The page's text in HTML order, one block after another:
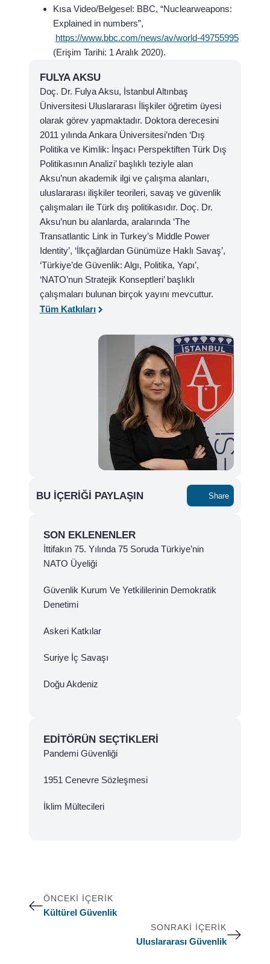
Kısa Video/Belgesel: BBC, “Nuclearweapons:
Explained in numbers”,
https://www.bbc.com/news/av/world-49755995
(Erişim Tarihi: 1 Aralık 2020).
FULYA AKSU
Doç. Dr. Fulya Aksu, İstanbul Altınbaş
Üniversitesi Uluslararası İlişkiler öğretim üyesi
olarak görev yapmaktadır. Doktora derecesini
2011 yılında Ankara Üniversitesi’nden ‘Dış
Politika ve Kimlik: İnşacı Perspektiften Türk Dış
Politikasının Analizi’ başlıklı teziyle alan
Aksu’nun akademik ilgi ve çalışma alanları,
uluslararası ilişkiler teorileri, savaş ve güvenlik
çalışmaları ile Türk dış politikasıdır. Doç. Dr.
Aksu’nun bu alanlarda, aralarında ‘The
Transatlantic Link in Turkey’s Middle Power
Identity’, ‘İlkçağlardan Günümüze Haklı Savaş’,
‘Türkiye’de Güvenlik: Algı, Politika, Yapı’,
‘NATO’nun Stratejik Konseptleri’ başlıklı
çalışmaları bulunan birçok yayını mevcuttur.
Tüm Katkıları
BU İÇERIĞI PAYLAŞIN Share
SON EKLENENLER
İttifakın 75. Yılında 75 Soruda Türkiye’nin
NATO Üyeliği
Güvenlik Kurum Ve Yetkililerinin Demokratik
Denetimi
Askeri Katkılar
Suriye İç Savaşı
Doğu Akdeniz
EDITÖRÜN SEÇTIKLERI
Pandemi Güvenliği
1951 Cenevre Sözleşmesi
İklim Mültecileri
ÖNCEKI İÇERIK
Kültürel Güvenlik
SONRAKI İÇERIK
Uluslararası Güvenlik